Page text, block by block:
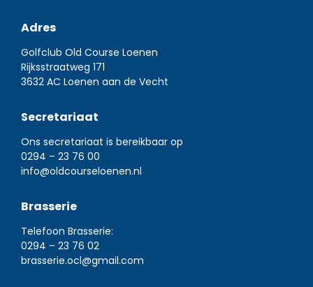
Adres
Golfclub Old Course Loenen
Rijksstraatweg 171
3632 AC Loenen aan de Vecht
Secretariaat
Ons secretariaat is bereikbaar op
0294 – 23 76 00
info@oldcourseloenen.nl
Brasserie
Telefoon Brasserie:
0294 – 23 76 02
brasserie.ocl@gmail.com